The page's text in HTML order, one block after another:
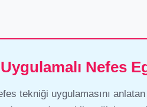
Nefes
tekniği uygulamasını